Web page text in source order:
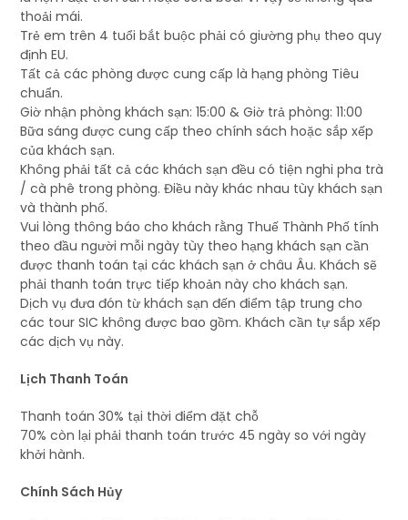
thoải mái.
Trẻ em trên 4 tuổi bắt buộc phải có giường phụ theo quy
định EU.
Tất cả các phòng được cung cấp là hạng phòng Tiêu
chuẩn.
Giờ nhận phòng khách sạn: 15:00 & Giờ trả phòng: 11:00
Bữa sáng được cung cấp theo chính sách hoặc sắp xếp
của khách sạn.
Không phải tất cả các khách sạn đều có tiện nghi pha trà
/ cà phê trong phòng. Điều này khác nhau tùy khách sạn
và thành phố.
Vui lòng thông báo cho khách rằng Thuế Thành Phố tính
theo đầu người mỗi ngày tùy theo hạng khách sạn cần
được thanh toán tại các khách sạn ở châu Âu. Khách sẽ
phải thanh toán trực tiếp khoản này cho khách sạn.
Dịch vụ đưa đón từ khách sạn đến điểm tập trung cho
các tour SIC không được bao gồm. Khách cần tự sắp xếp
các dịch vụ này.
Lịch Thanh Toán
Thanh toán 30% tại thời điểm đặt chỗ
70% còn lại phải thanh toán trước 45 ngày so với ngày
khởi hành.
Chính Sách Hủy